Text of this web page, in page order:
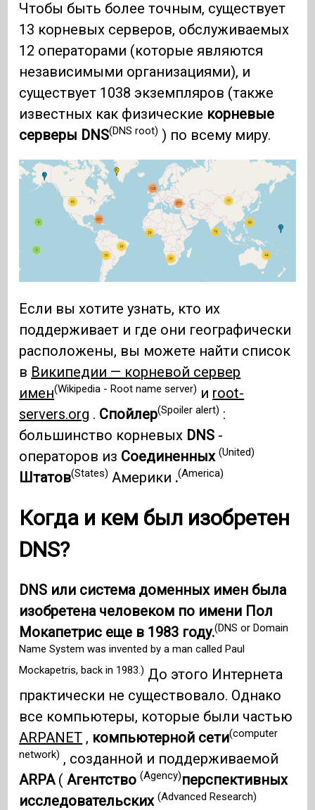
Чтобы быть более точным, существует
13 корневых серверов, обслуживаемых
12 операторами (которые являются
независимыми организациями), и
существует 1038 экземпляров (также
известных как физические корневые
серверы DNS(DNS root) ) по всему миру.
Если вы хотите узнать, кто их
поддерживает и где они географически
расположены, вы можете найти список
в Википедии — корневой сервер
имен(Wikipedia - Root name server) и root-
servers.org . Спойлер(Spoiler alert) :
большинство корневых DNS -
операторов из Соединенных(United)
Штатов(States) Америки .(America)
Когда и кем был изобретен
DNS?
DNS или система доменных имен была
изобретена человеком по имени Пол
Мокапетрис еще в 1983 году.(DNS or Domain
Name System was invented by a man called Paul
Mockapetris, back in 1983.) До этого Интернета
практически не существовало. Однако
все компьютеры, которые были частью
ARPANET , компьютерной сети(computer
network) , созданной и поддерживаемой
ARPA( Агентство(Agency)перспективных
исследовательских(Advanced Research)